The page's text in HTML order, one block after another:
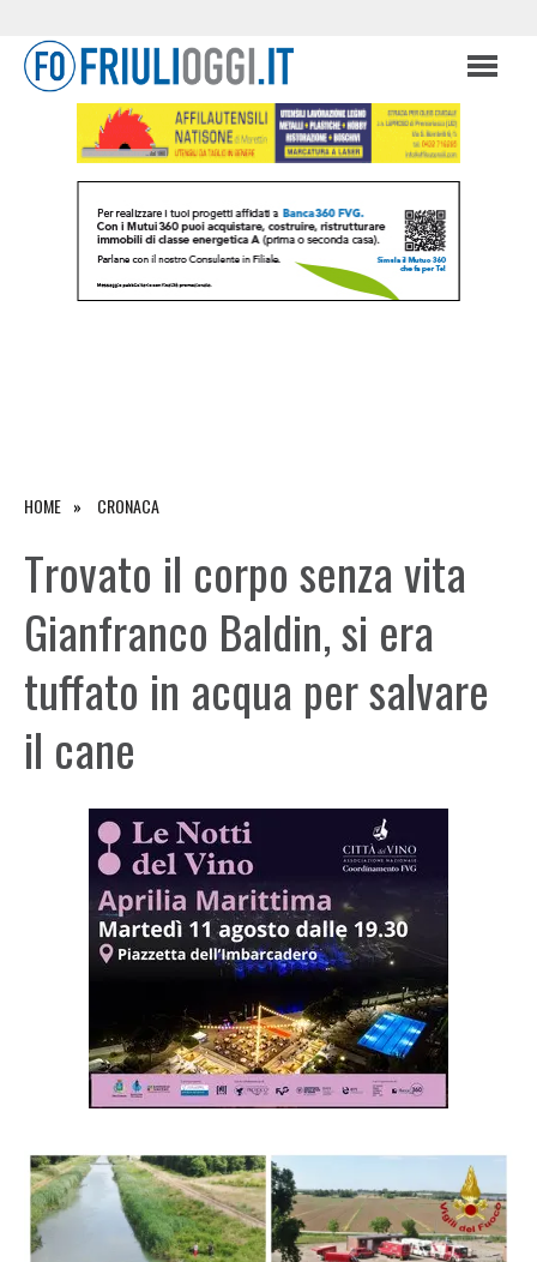
HOME CRONACA
Trovato il corpo senza vita
Gianfranco Baldin, si era
tuffato in acqua per salvare
il cane